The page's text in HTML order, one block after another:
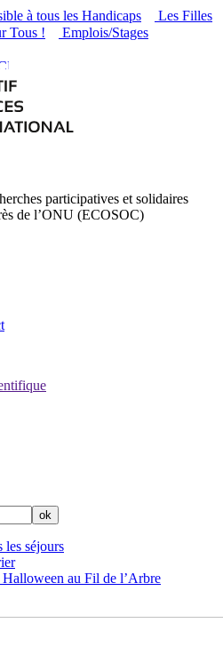
à tous les Handicaps
Les Filles
Tous !
Emplois/Stages
participatives et solidaires
de l’ONU (ECOSOC)
séjours
au Fil de l’Arbre